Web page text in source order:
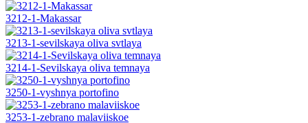
3212-1-Makassar
3213-1-sevilskaya oliva svtlaya
3214-1-Sevilskaya oliva temnaya
3250-1-vyshnya portofino
3253-1-zebrano malaviiskoe